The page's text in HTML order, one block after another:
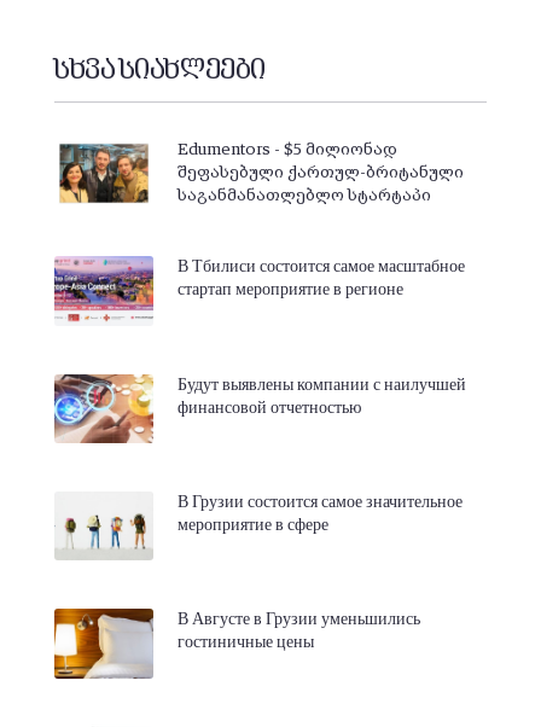
სხვა სიახლეები
Edumentors - $5 მილიონად
შეფასებული ქართულ-ბრიტანული
საგანმანათლებლო სტარტაპი
В Тбилиси состоится самое масштабное
стартап мероприятие в регионе
Будут выявлены компании с наилучшей
финансовой отчетностью
В Грузии состоится самое значительное
мероприятие в сфере
В Августе в Грузии уменьшились
гостиничные цены